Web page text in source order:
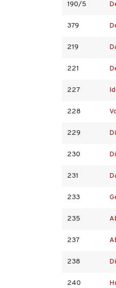
190/5
379
219
221
227
228
229
230
231
233
235
237
238
240